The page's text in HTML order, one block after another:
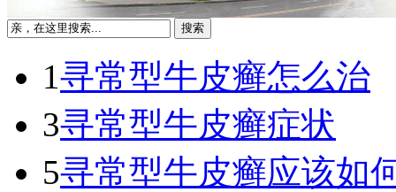
1寻常型牛皮癣怎么治
3寻常型牛皮癣症状
5寻常型牛皮癣应该如